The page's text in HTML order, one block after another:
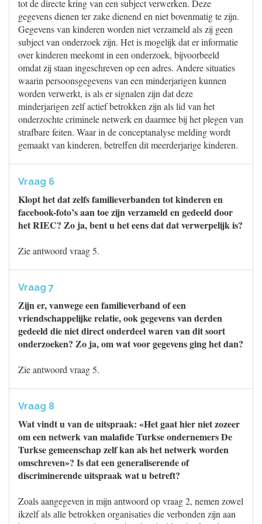
tot de directe kring van een subject verwerken. Deze
gegevens dienen ter zake dienend en niet bovenmatig te zijn.
Gegevens van kinderen worden niet verzameld als zij geen
subject van onderzoek zijn. Het is mogelijk dat er informatie
over kinderen meekomt in een onderzoek, bijvoorbeeld
omdat zij staan ingeschreven op een adres. Andere situaties
waarin persoonsgegevens van een minderjarigen kunnen
worden verwerkt, is als er signalen zijn dat deze
minderjarigen zelf actief betrokken zijn als lid van het
onderzochte criminele netwerk en daarmee bij het plegen van
strafbare feiten. Waar in de conceptanalyse melding wordt
gemaakt van kinderen, betreffen dit meerderjarige kinderen.
Vraag 6
Klopt het dat zelfs familieverbanden tot kinderen en
facebook-foto’s aan toe zijn verzameld en gedeeld door
het RIEC? Zo ja, bent u het eens dat dat verwerpelijk is?
Zie antwoord vraag 5.
Vraag 7
Zijn er, vanwege een familieverband of een
vriendschappelijke relatie, ook gegevens van derden
gedeeld die niet direct onderdeel waren van dit soort
onderzoeken? Zo ja, om wat voor gegevens ging het dan?
Zie antwoord vraag 5.
Vraag 8
Wat vindt u van de uitspraak: «Het gaat hier niet zozeer
om een netwerk van malafide Turkse ondernemers De
Turkse gemeenschap zelf kan als het netwerk worden
omschreven»? Is dat een generaliserende of
discriminerende uitspraak wat u betreft?
Zoals aangegeven in mijn antwoord op vraag 2, nemen zowel
ikzelf als alle betrokken organisaties die verbonden zijn aan